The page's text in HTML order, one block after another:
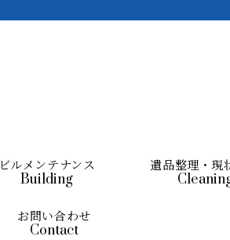
ビルメンテナンス
Building
遺品整理・現
お問い合わせ
Contact